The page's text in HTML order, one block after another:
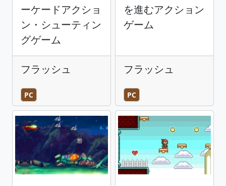
ーケードアクショ
ン・シューティン
グゲーム
フラッシュ
PC
を進むアクション
ゲーム
フラッシュ
PC